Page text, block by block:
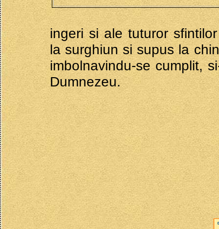
ingeri si ale tuturor
la surghiun si supus la
imbolnavindu-se cumplit,
Dumnezeu.